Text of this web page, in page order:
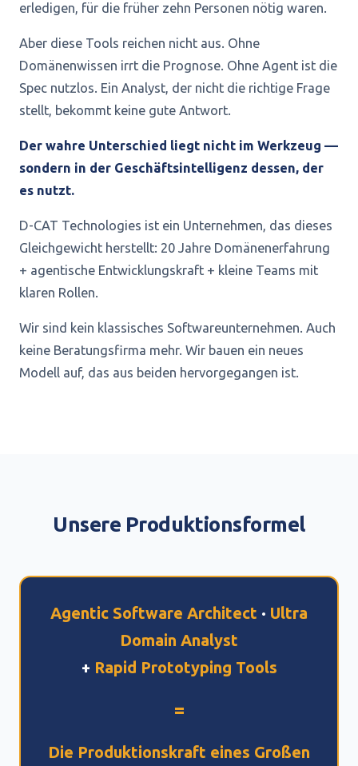
erledigen, für die früher zehn Personen nötig waren.
Aber diese Tools reichen nicht aus. Ohne
Domänenwissen irrt die Prognose. Ohne Agent ist die
Spec nutzlos. Ein Analyst, der nicht die richtige Frage
stellt, bekommt keine gute Antwort.
Der wahre Unterschied liegt nicht im Werkzeug —
sondern in der Geschäftsintelligenz dessen, der
es nutzt.
D-CAT Technologies ist ein Unternehmen, das dieses
Gleichgewicht herstellt: 20 Jahre Domänenerfahrung
+ agentische Entwicklungskraft + kleine Teams mit
klaren Rollen.
Wir sind kein klassisches Softwareunternehmen. Auch
keine Beratungsfirma mehr. Wir bauen ein neues
Modell auf, das aus beiden hervorgegangen ist.
Unsere Produktionsformel
Agentic Software Architect · Ultra
Domain Analyst
+ Rapid Prototyping Tools
=
Die Produktionskraft eines Großen